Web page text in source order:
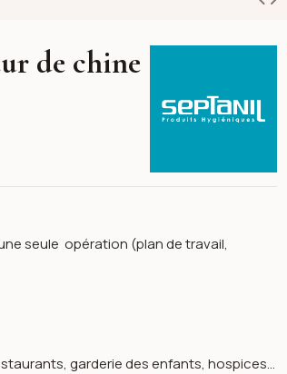
de chine
seule opération (plan de travail,
garderie des enfants, hospices…